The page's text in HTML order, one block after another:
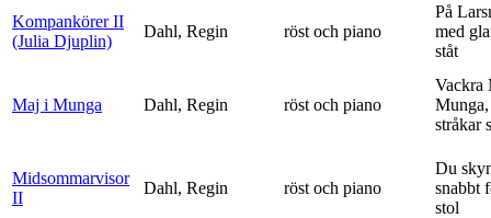
Kompankörer II
(Julia Djuplin)
Dahl, Regin röst och piano
På
med
ståt
Maj i Munga Dahl, Regin röst och piano
Vackra
stråkar
Midsommarvisor
II
Dahl, Regin röst och piano
Du
snabbt
stol